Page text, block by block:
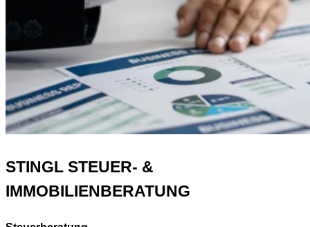
STINGL STEUER- &
IMMOBILIENBERATUNG